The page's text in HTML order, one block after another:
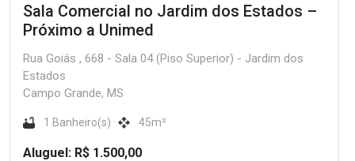
Sala Comercial no Jardim dos Estados –
Próximo a Unimed
Rua Goiás , 668 - Sala 04 (Piso Superior) - Jardim dos
Estados
Campo Grande, MS
1 Banheiro(s) · 45m²
Aluguel: R$ 1.500,00